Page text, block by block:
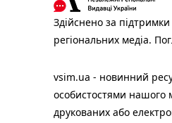
Здійснено за
регіональних медіа.
vsim.ua - новинний
особистостями нашого
друкованих або